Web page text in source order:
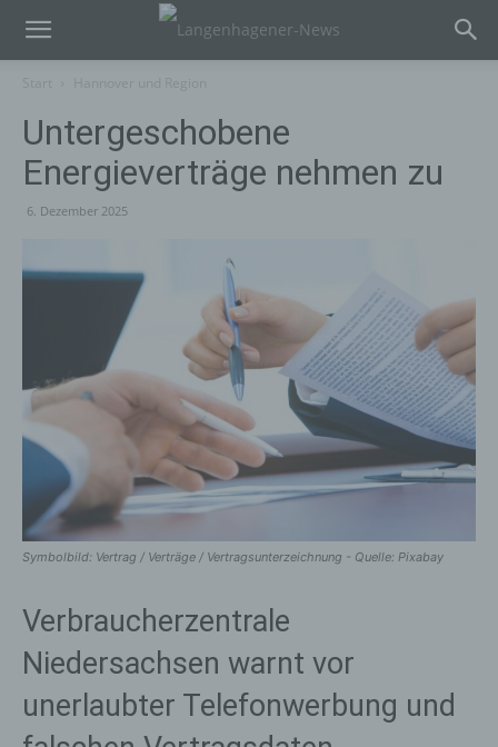
Untergeschobene
Energieverträge nehmen zu
6. Dezember 2025
Symbolbild: Vertrag / Verträge / Vertragsunterzeichnung - Quelle: Pixabay
Verbraucherzentrale
Niedersachsen warnt vor
unerlaubter Telefonwerbung und